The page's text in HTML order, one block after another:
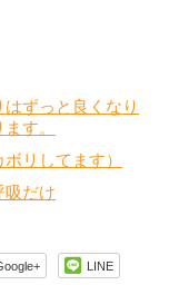
はずっと良くなり
す。
リしてます）
吸だけ
LINE